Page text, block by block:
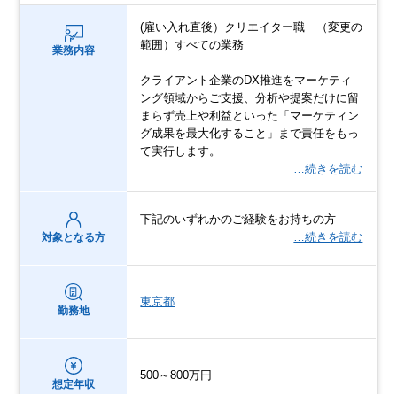
業務内容
(雇い入れ直後）クリエイター職 （変更の
範囲）すべての業務
クライアント企業のDX推進をマーケティ
ング領域からご支援、分析や提案だけに留
まらず売上や利益といった「マーケティン
グ成果を最大化すること」まで責任をもっ
て実行します。
…続きを読む
対象となる方
下記のいずれかのご経験をお持ちの方
…続きを読む
勤務地
東京都
想定年収
500～800万円